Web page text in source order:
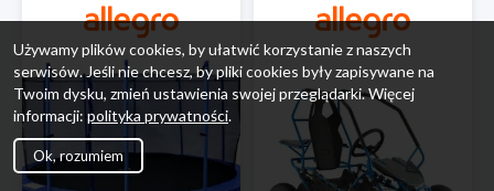
Używamy plików cookies, by ułatwić korzystanie z naszych
serwisów. Jeśli nie chcesz, by pliki cookies były zapisywane na
Twoim dysku, zmień ustawienia swojej przeglądarki. Więcej
informacji: polityka prywatności.
Ok, rozumiem